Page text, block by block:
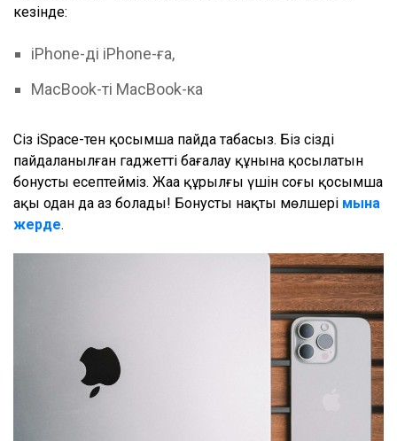
кезінде:
iPhone-ді iPhone-ға,
MacBook-ті MacBook-ка
Сіз iSpace-тен қосымша пайда табасыз. Біз сіздің
пайдаланылған гаджеттің бағалау құнына қосылатын
бонусты есептейміз. Жаңа құрылғы үшін соңғы қосымша
ақы одан да аз болады! Бонустың нақты мөлшері мына
жерде.